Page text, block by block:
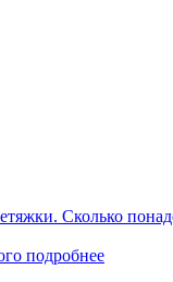
Сколько
подробнее